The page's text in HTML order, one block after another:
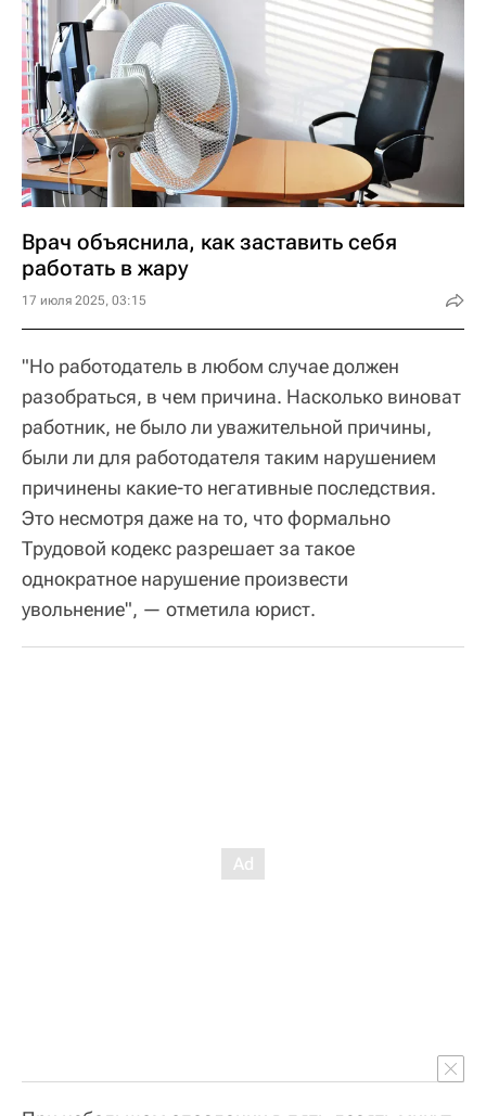
Врач объяснила, как заставить себя
работать в жару
17 июля 2025, 03:15
"Но работодатель в любом случае должен
разобраться, в чем причина. Насколько виноват
работник, не было ли уважительной причины,
были ли для работодателя таким нарушением
причинены какие-то негативные последствия.
Это несмотря даже на то, что формально
Трудовой кодекс разрешает за такое
однократное нарушение произвести
увольнение", — отметила юрист.